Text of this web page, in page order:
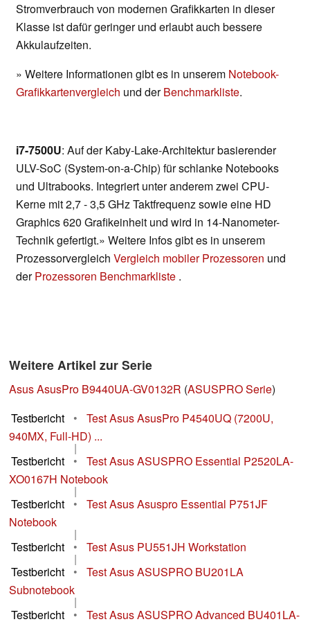
Stromverbrauch von modernen Grafikkarten in dieser
Klasse ist dafür geringer und erlaubt auch bessere
Akkulaufzeiten.
» Weitere Informationen gibt es in unserem Notebook-
Grafikkartenvergleich und derBenchmarkliste.
i7-7500U: Auf der Kaby-Lake-Architektur basierender
ULV-SoC (System-on-a-Chip) für schlanke Notebooks
und Ultrabooks. Integriert unter anderem zwei CPU-
Kerne mit 2,7 - 3,5 GHz Taktfrequenz sowie eine HD
Graphics 620 Grafikeinheit und wird in 14-Nanometer-
Technik gefertigt.» Weitere Infos gibt es in unserem
Prozessorvergleich Vergleich mobiler Prozessoren und
derProzessoren Benchmarkliste .
Weitere Artikel zur Serie
Asus AsusPro B9440UA-GV0132R (ASUSPRO Serie)
Testbericht
•
Test Asus AsusPro P4540UQ (7200U,
940MX, Full-HD) ...
|
Testbericht
•
Test Asus ASUSPRO Essential P2520LA-
XO0167H Notebook
|
Testbericht
•
Test Asus Asuspro Essential P751JF
Notebook
|
Testbericht
• Test Asus PU551JH Workstation
|
Testbericht
•
Test Asus ASUSPRO BU201LA
Subnotebook
|
Testbericht
•
Test Asus ASUSPRO Advanced BU401LA-